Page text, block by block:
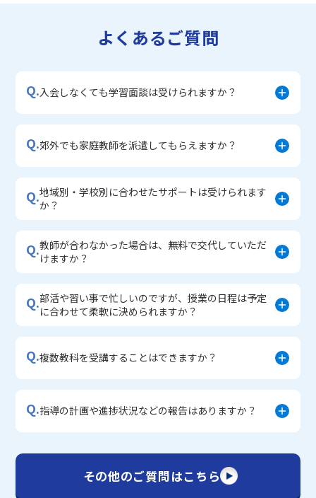
・宿題サポートコース
・学習習慣定着コース
よくあるご質問
Q.入会しなくても学習面談は受けられますか？
Q.郊外でも家庭教師を派遣してもらえますか？
Q.地域別・学校別に合わせたサポートは受けられます
か？
Q.教師が合わなかった場合は、無料で交代していただ
けますか？
Q.部活や習い事で忙しいのですが、授業の日程は予定
に合わせて柔軟に決められますか？
Q.複数教科を受講することはできますか？
Q.指導の計画や進捗状況などの報告はありますか？
その他のご質問はこちら